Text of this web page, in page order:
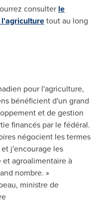
consulter le
tout au long
pour l'agriculture,
bénéficient d'un grand
et de gestion
financés par le fédéral.
négocient les termes
j'encourage les
agroalimentaire à
nombre. »
, ministre de